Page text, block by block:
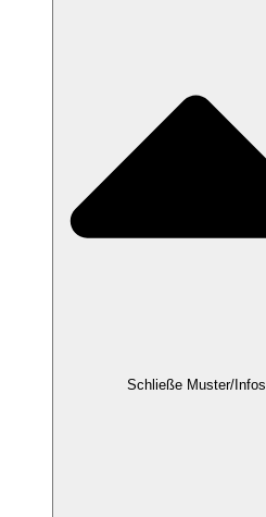
Schließe Muster/Infos